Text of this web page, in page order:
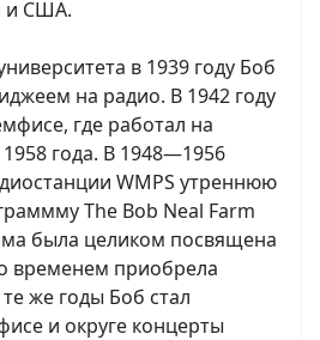
и США.
в 1939 году Боб
на радио. В 1942 году
где работал на
года. В 1948—1956
WMPS утреннюю
The Bob Neal Farm
была целиком посвящена
временем приобрела
же годы Боб стал
и округе концерты